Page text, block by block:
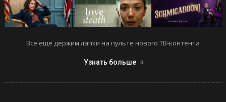
Все еще держим лапки на пульте нового ТВ-контента
Узнать больше